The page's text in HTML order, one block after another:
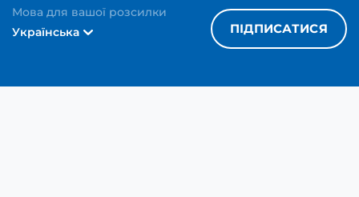
Мова для вашої розсилки
Українська
ПІДПИСАТИСЯ